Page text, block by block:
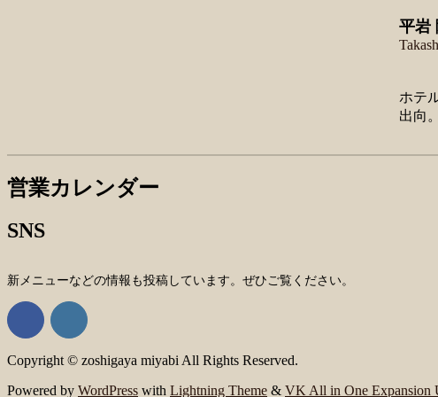
平岩
ホテ
出向
営業カレンダー
SNS
新メニューなどの情報も投稿しています。ぜひご覧ください。
Copyright © zoshigaya miyabi All Rights Reserved.
Powered by WordPress with Lightning Theme & VK All in One Expansion